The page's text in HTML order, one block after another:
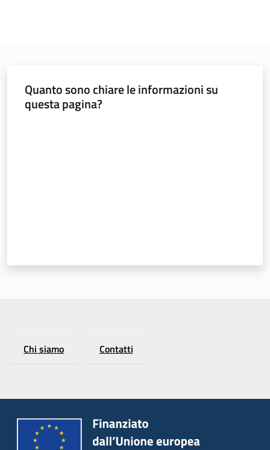
Quanto sono chiare le informazioni su
questa pagina?
Chi siamo Contatti